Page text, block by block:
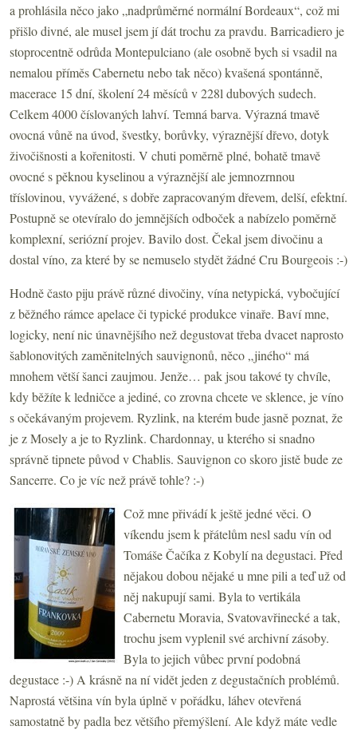
a prohlásila něco jako „nadprůměrné normální Bordeaux“, což mi
přišlo divné, ale musel jsem jí dát trochu za pravdu. Barricadiero je
stoprocentně odrůda Montepulciano (ale osobně bych si vsadil na
nemalou příměs Cabernetu nebo tak něco) kvašená spontánně,
macerace 15 dní, školení 24 měsíců v 228l dubových sudech.
Celkem 4000 číslovaných lahví. Temná barva. Výrazná tmavě
ovocná vůně na úvod, švestky, borůvky, výraznější dřevo, dotyk
živočišnosti a kořenitosti. V chuti poměrně plné, bohatě tmavě
ovocné s pěknou kyselinou a výraznější ale jemnozrnnou
tříslovinou, vyvážené, s dobře zapracovaným dřevem, delší, efektní.
Postupně se otevíralo do jemnějších odboček a nabízelo poměrně
komplexní, seriózní projev. Bavilo dost. Čekal jsem divočinu a
dostal víno, za které by se nemuselo stydět žádné Cru Bourgeois :-)
Hodně často piju právě různé divočiny, vína netypická, vybočující
z běžného rámce apelace či typické produkce vinaře. Baví mne,
logicky, není nic únavnějšího než degustovat třeba dvacet naprosto
šablonovitých zaměnitelných sauvignonů, něco „jiného“ má
mnohem větší šanci zaujmou. Jenže… pak jsou takové ty chvíle,
kdy běžíte k ledničce a jediné, co zrovna chcete ve sklence, je víno
s očekávaným projevem. Ryzlink, na kterém bude jasně poznat, že
je z Mosely a je to Ryzlink. Chardonnay, u kterého si snadno
správně tipnete původ v Chablis. Sauvignon co skoro jistě bude ze
Sancerre. Co je víc než právě tohle? :-)
Což mne přivádí k ještě jedné věci. O
víkendu jsem k přátelům nesl sadu vín od
Tomáše Čačíka z Kobylí na degustaci. Před
nějakou dobou nějaké u mne pili a teď už od
něj nakupují sami. Byla to vertikála
Cabernetu Moravia, Svatovavřinecké a tak,
trochu jsem vyplenil své archivní zásoby.
Byla to jejich vůbec první podobná
degustace :-) A krásně na ní vidět jeden z degustačních problémů.
Naprostá většina vín byla úplně v pořádku, láhev otevřená
samostatně by padla bez většího přemýšlení. Ale když máte vedle